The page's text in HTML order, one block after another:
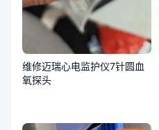
维修迈瑞心电监护仪7针圆血
氧探头